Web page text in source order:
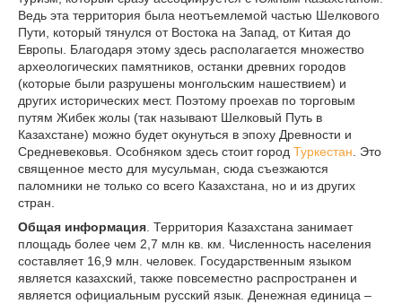
Ведь эта территория была неотъемлемой частью Шелкового
Пути, который тянулся от Востока на Запад, от Китая до
Европы. Благодаря этому здесь располагается множество
археологических памятников, останки древних городов
(которые были разрушены монгольским нашествием) и
других исторических мест. Поэтому проехав по торговым
путям Жибек жолы (так называют Шелковый Путь в
Казахстане) можно будет окунуться в эпоху Древности и
Средневековья. Особняком здесь стоит город Туркестан . Это
священное место для мусульман, сюда съезжаются
паломники не только со всего Казахстана, но и из других
стран.
Общая информация . Территория Казахстана занимает
площадь более чем 2,7 млн кв. км. Численность населения
составляет 16,9 млн. человек. Государственным языком
является казахский, также повсеместно распространен и
является официальным русский язык. Денежная единица –